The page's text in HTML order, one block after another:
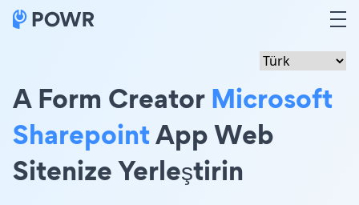
A Form CreatorMicrosoft
SharepointApp Web
Sitenize Yerleştirin